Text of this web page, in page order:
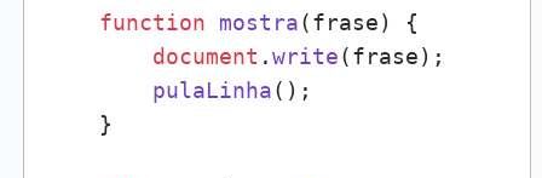
function mostra(frase) {
document .write(frase);
pulaLinha();
    }